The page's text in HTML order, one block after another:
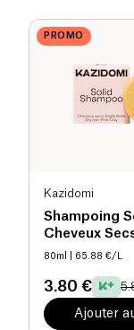
PROMO
Kazidomi
Shampoing
Cheveux
80ml | 65.88 €/L
3.80 €
Ajouter